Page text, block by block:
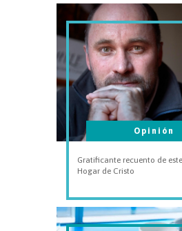
Opinión
Gratificante recuento de
Hogar de Cristo